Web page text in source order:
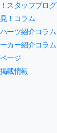
スタッフブログ
！コラム
ーツ紹介コラム
カー紹介コラム
ージ
載情報